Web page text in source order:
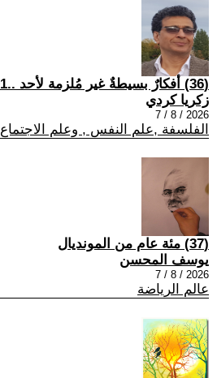
(36) أفكارٌ بسيطةٌ غير مُلزمة لأحد ..101
زكريا كردي
2026 / 8 / 7
الفلسفة ,علم النفس , وعلم الاجتماع
(37) مئة عام من المونديال
يوسف المحسن
2026 / 8 / 7
عالم الرياضة